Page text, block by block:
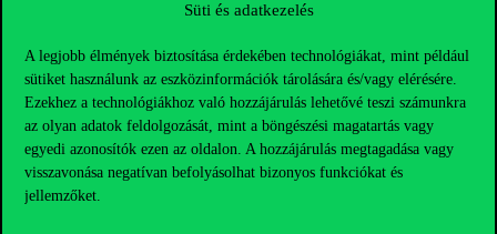
Süti és adatkezelés
A legjobb élmények biztosítása érdekében technológiákat, mint például
sütiket használunk az eszközinformációk tárolására és/vagy elérésére.
Ezekhez a technológiákhoz való hozzájárulás lehetővé teszi számunkra
az olyan adatok feldolgozását, mint a böngészési magatartás vagy
egyedi azonosítók ezen az oldalon. A hozzájárulás megtagadása vagy
visszavonása negatívan befolyásolhat bizonyos funkciókat és
jellemzőket.
hazánkat is ezen a rangos eseményen” – mondták sportolóink.